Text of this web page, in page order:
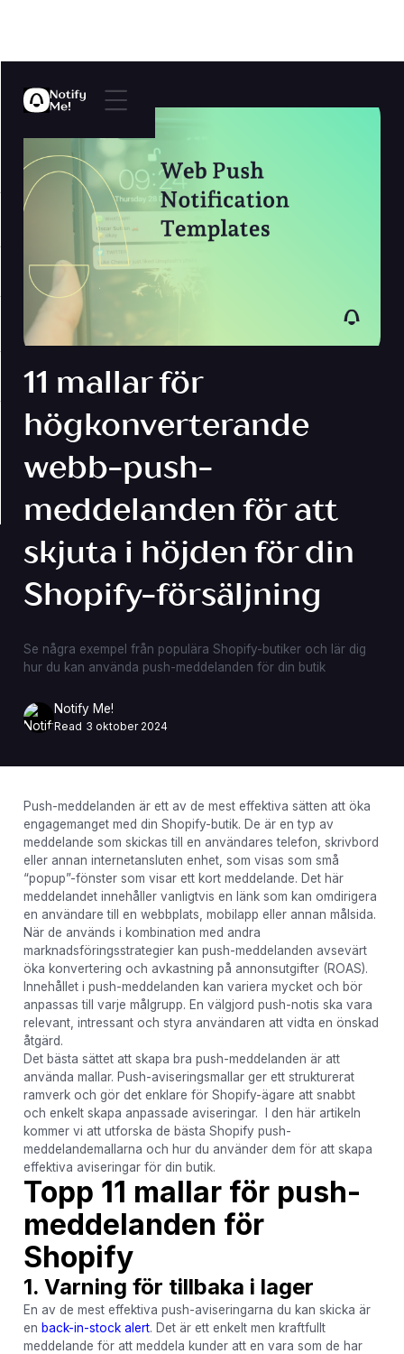
11 mallar för
högkonverterande
webb-push-
meddelanden för att
skjuta i höjden för din
Shopify-försäljning
Se några exempel från populära Shopify-butiker och lär dig
hur du kan använda push-meddelanden för din butik
Notify Me!
Read 3 oktober 2024
Push-meddelanden är ett av de mest effektiva sätten att öka
engagemanget med din Shopify-butik. De är en typ av
meddelande som skickas till en användares telefon, skrivbord
eller annan internetansluten enhet, som visas som små
“popup”-fönster som visar ett kort meddelande. Det här
meddelandet innehåller vanligtvis en länk som kan omdirigera
en användare till en webbplats, mobilapp eller annan målsida.
När de används i kombination med andra
marknadsföringsstrategier kan push-meddelanden avsevärt
öka konvertering och avkastning på annonsutgifter (ROAS).
Innehållet i push-meddelanden kan variera mycket och bör
anpassas till varje målgrupp. En välgjord push-notis ska vara
relevant, intressant och styra användaren att vidta en önskad
åtgärd.
Det bästa sättet att skapa bra push-meddelanden är att
använda mallar. Push-aviseringsmallar ger ett strukturerat
ramverk och gör det enklare för Shopify-ägare att snabbt
och enkelt skapa anpassade aviseringar. I den här artikeln
kommer vi att utforska de bästa Shopify push-
meddelandemallarna och hur du använder dem för att skapa
effektiva aviseringar för din butik.
Topp 11 mallar för push-
meddelanden för
Shopify
1. Varning för tillbaka i lager
En av de mest effektiva push-aviseringarna du kan skicka är
en back-in-stock alert. Det är ett enkelt men kraftfullt
meddelande för att meddela kunder att en vara som de har